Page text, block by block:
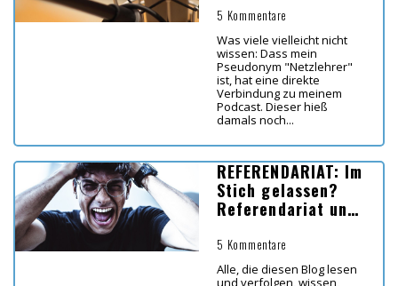
5 Kommentare
Was viele vielleicht nicht
wissen: Dass mein
Pseudonym "Netzlehrer"
ist, hat eine direkte
Verbindung zu meinem
Podcast. Dieser hieß
damals noch...
REFERENDARIAT: Im
Stich gelassen?
Referendariat und
leidige Thema
5 Kommentare
Alle, die diesen Blog lesen
und verfolgen, wissen,